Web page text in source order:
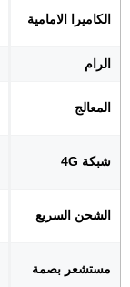
الكاميرا الامامية
الرام
المعالج
شبكة 4G
الشحن السريع
مستشعر بصمة